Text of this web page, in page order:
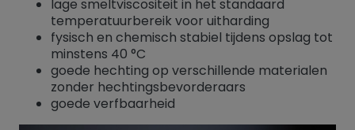
lage smeltviscositeit in het standaard
temperatuurbereik voor uitharding
fysisch en chemisch stabiel tijdens opslag tot
minstens 40 °C
goede hechting op verschillende materialen
zonder hechtingsbevorderaars
goede verfbaarheid